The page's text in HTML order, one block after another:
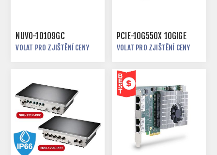
NUVO-10109GC
VOLAT PRO ZJIŠTĚNÍ CENY
PCIE-10G550X 10GIGE
VOLAT PRO ZJIŠTĚNÍ CENY